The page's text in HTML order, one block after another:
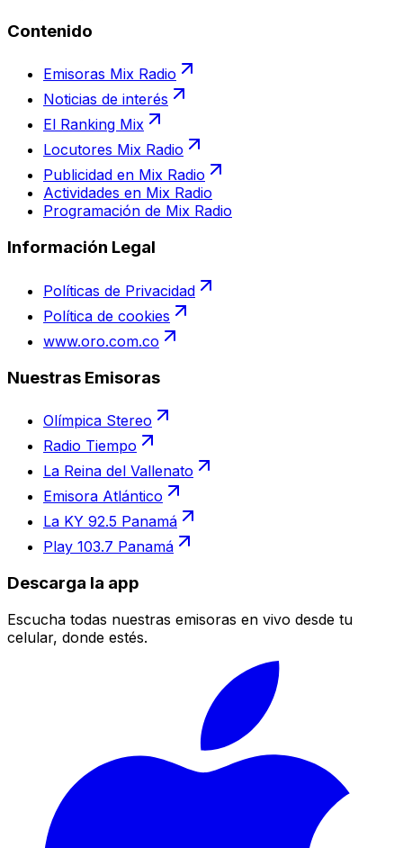
Contenido
Emisoras Mix Radio
Noticias de interés
El Ranking Mix
Locutores Mix Radio
Publicidad en Mix Radio
Actividades en Mix Radio
Programación de Mix Radio
Información Legal
Políticas de Privacidad
Política de cookies
www.oro.com.co
Nuestras Emisoras
Olímpica Stereo
Radio Tiempo
La Reina del Vallenato
Emisora Atlántico
La KY 92.5 Panamá
Play 103.7 Panamá
Descarga la app
Escucha todas nuestras emisoras en vivo desde tu
celular, donde estés.